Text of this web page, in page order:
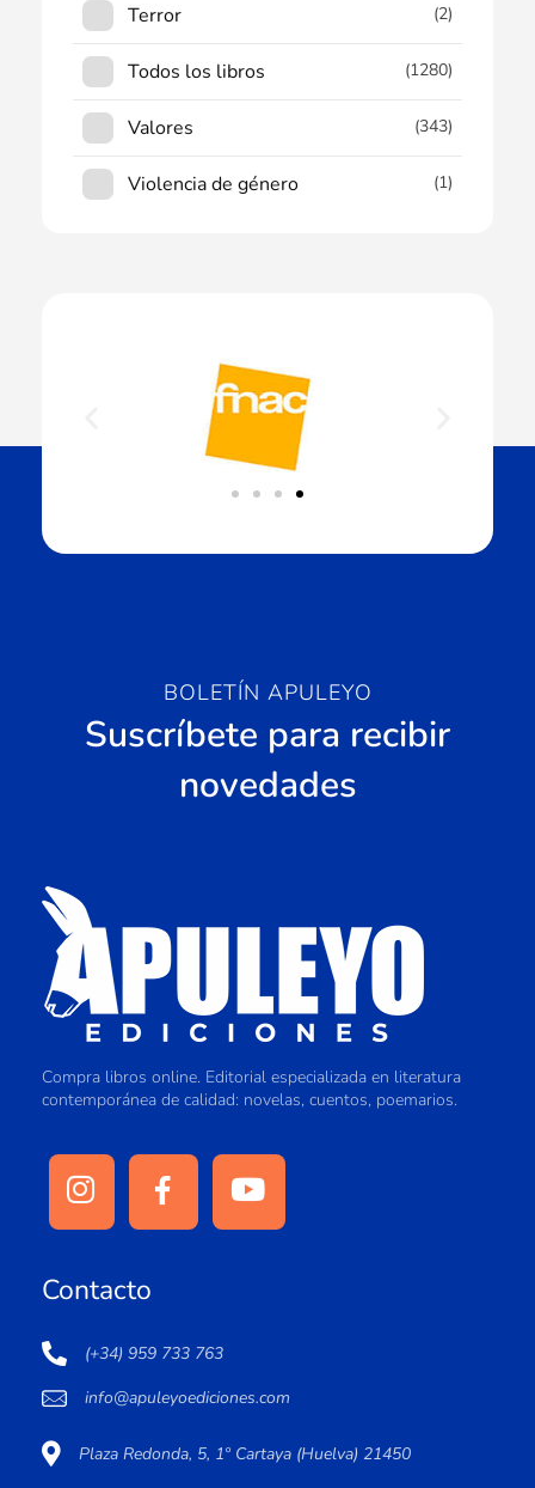
Terror (2)
Todos los libros (1280)
Valores (343)
Violencia de género (1)
BOLETÍN APULEYO
Suscríbete para recibir
novedades
Compra libros online. Editorial especializada en literatura
contemporánea de calidad: novelas, cuentos, poemarios.
Contacto
(+34) 959 733 763
info@apuleyoediciones.com
Plaza Redonda, 5, 1º Cartaya (Huelva) 21450